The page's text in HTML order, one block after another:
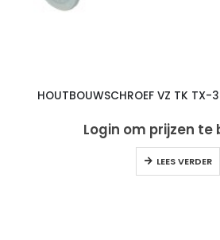
HOUTBOUWSCHROEF VZ TK
Login om prijzen te
LEES VERDER